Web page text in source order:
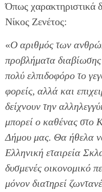
Όπως χαρακτηριστικά
Νίκος Ζενέτος:
«Ο αριθμός των
προβλήματα
πολύ ελπιδοφόρο το
φορείς, αλλά και
δείχνουν την
μπορεί ο καθένας στο
Δήμου μας. Θα ήθελα
Ελληνική εταιρεία
δυσμενές οικονομικό
μόνον διατηρεί